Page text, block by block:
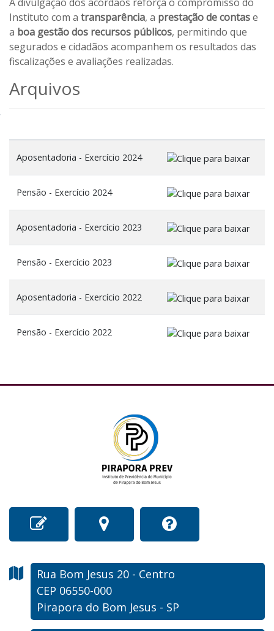
Instituto com a transparência, a prestação de contase
a boa gestão dos recursos públicos, permitindo que
segurados e cidadãos acompanhem os resultados das
fiscalizações e avaliações realizadas.
Arquivos
Aposentadoria - Exercício 2024
Pensão - Exercício 2024
Aposentadoria - Exercício 2023
Pensão - Exercício 2023
Aposentadoria - Exercício 2022
Pensão - Exercício 2022
Rua Bom Jesus 20 - Centro
CEP 06550-000
Pirapora do Bom Jesus - SP